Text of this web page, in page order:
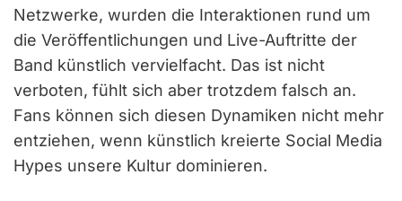
Netzwerke, wurden die Interaktionen rund um
die Veröffentlichungen und Live-Auftritte der
Band künstlich vervielfacht. Das ist nicht
verboten, fühlt sich aber trotzdem falsch an.
Fans können sich diesen Dynamiken nicht mehr
entziehen, wenn künstlich kreierte Social Media
Hypes unsere Kultur dominieren.